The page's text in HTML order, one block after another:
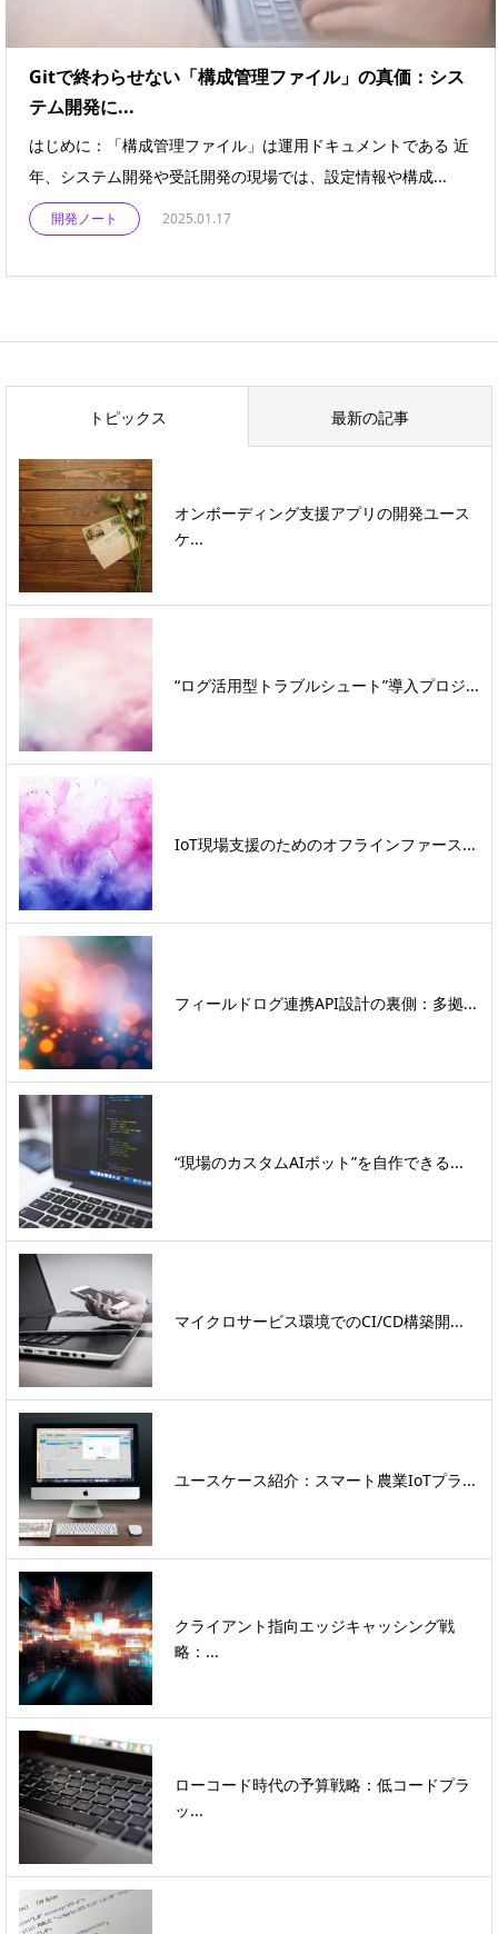
Gitで終わらせない「構成管理ファイル」の真価：シス
テム開発に...
はじめに：「構成管理ファイル」は運用ドキュメントである 近
年、システム開発や受託開発の現場では、設定情報や構成...
開発ノート 2025.01.17
トピックス 最新の記事
オンボーディング支援アプリの開発ユース
ケ...
“ログ活用型トラブルシュート”導入プロジ...
IoT現場支援のためのオフラインファース...
フィールドログ連携API設計の裏側：多拠...
“現場のカスタムAIボット”を自作できる...
マイクロサービス環境でのCI/CD構築開...
ユースケース紹介：スマート農業IoTプラ...
クライアント指向エッジキャッシング戦
略：...
ローコード時代の予算戦略：低コードプラ
ッ...